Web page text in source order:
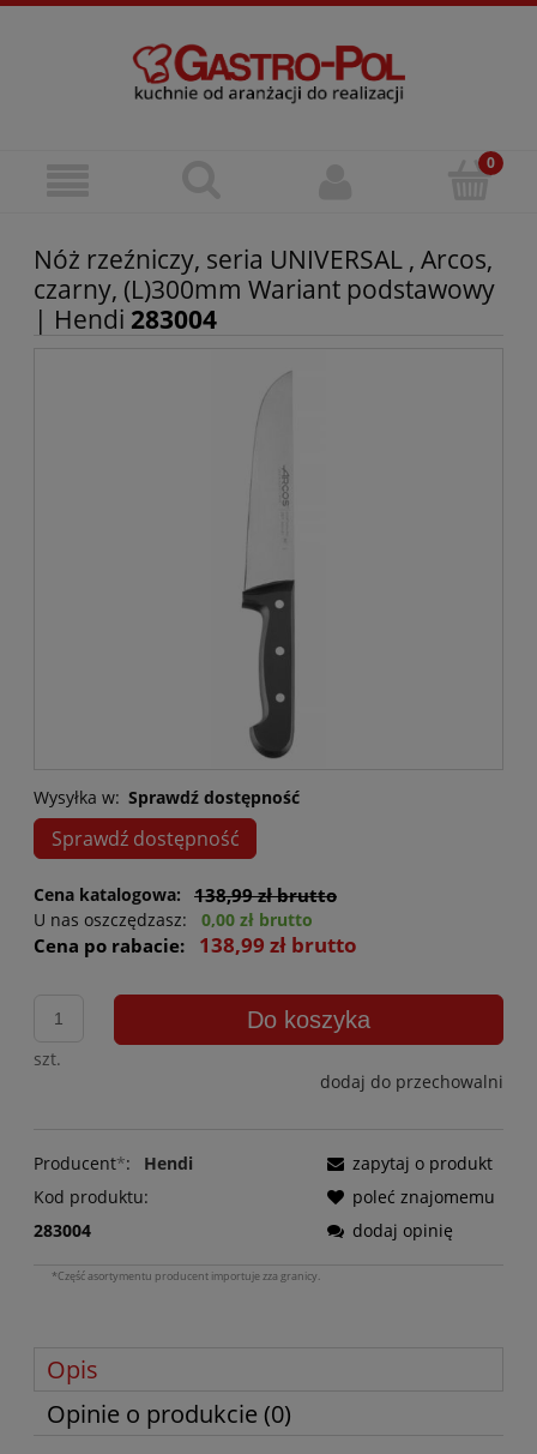
Nóż rzeźniczy, seria UNIVERSAL , Arcos,
czarny, (L)300mm Wariant podstawowy
| Hendi 283004
Wysyłka w: Sprawdź dostępność
Sprawdź dostępność
Cena katalogowa: 138,99 zł brutto
U nas oszczędzasz: 0,00 zł brutto
Cena po rabacie: 138,99 zł brutto
szt.
Do koszyka
dodaj do przechowalni
Producent*:
Hendi
Kod produktu:
283004
zapytaj o produkt
poleć znajomemu
dodaj opinię
*Część asortymentu producent importuje zza granicy.
Opis
Opinie o produkcie (0)